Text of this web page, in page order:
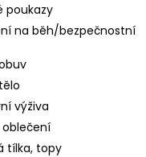
poukazy
na běh/bezpečnostní
výživa
tílka, topy